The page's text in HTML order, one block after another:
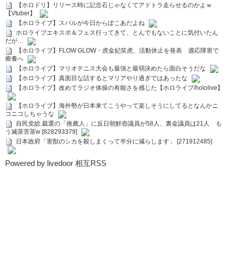
【ホロドリ】リリース時に記念石じゃなくてアドトラ走らせるのかよｗ
【Vtuber】
【ホロライブ】スバルが今日からぽこあだよね
ホロライブエキスポ＆フェス行ってきて、とんでもないことに気付いたん
だが…
【ホロライブ】FLOW GLOW・虎金妃笑虎、活動休止を発表 適応障害で
療養へ
【ホロライブ】マリオテニス大会も最強と最弱決めたら面白そうだな
【ホロライブ】真面目な話するとマリアやり過ぎではあったな
【ホロライブ】改めてラジオ体操の有能さを感じた【ホロライブ/hololive】
【ホロライブ】海外勢が日本来てこうやって楽しそうにしてるとなんかニ
コニコしちゃうな
自民党総.裁選の「推薦人」に反日朝鮮壺議員が58人、裏金議員は21人 も
う滅茶苦茶w [828293379]
日本政府「害獣のシカを殺しまくって半分に減らします」 [271912485]
Powered by livedoor 相互RSS